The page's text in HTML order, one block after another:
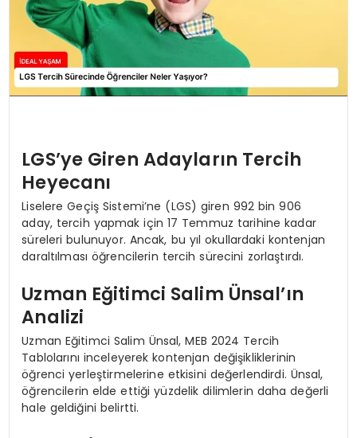
LGS’ye Giren Adayların Tercih
Heyecanı
Liselere Geçiş Sistemi’ne (LGS) giren 992 bin 906
aday, tercih yapmak için 17 Temmuz tarihine kadar
süreleri bulunuyor. Ancak, bu yıl okullardaki kontenjan
daraltılması öğrencilerin tercih sürecini zorlaştırdı.
Uzman Eğitimci Salim Ünsal’ın
Analizi
Uzman Eğitimci Salim Ünsal, MEB 2024 Tercih
Tablolarını inceleyerek kontenjan değişikliklerinin
öğrenci yerleştirmelerine etkisini değerlendirdi. Ünsal,
öğrencilerin elde ettiği yüzdelik dilimlerin daha değerli
hale geldiğini belirtti.